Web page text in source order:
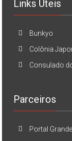
Links Úteis
Bunkyo
Colônia
Consulado
Parceiros
Portal